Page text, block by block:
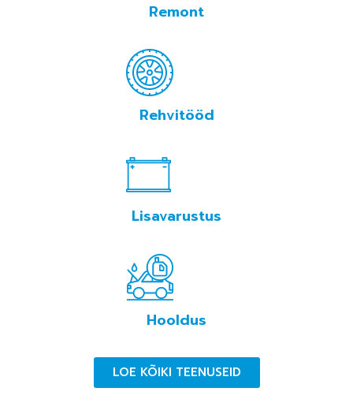
Remont
Rehvitööd
Lisavarustus
Hooldus
LOE KÕIKI TEENUSEID